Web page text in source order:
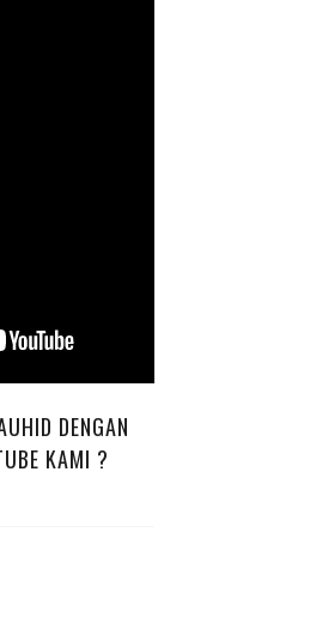
DENGAN
KAMI ?